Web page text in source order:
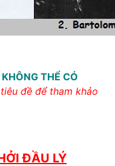
THỂ CÓ
đề để tham khảo
ĐẦU LÝ